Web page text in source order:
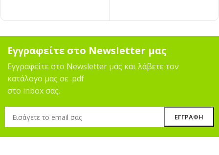
Εγγραφείτε στο Newsletter μας
Εγγραφείτε στο Newsletter μας και λάβετε τον
κατάλογο μας σε .pdf
στο inbox σας.